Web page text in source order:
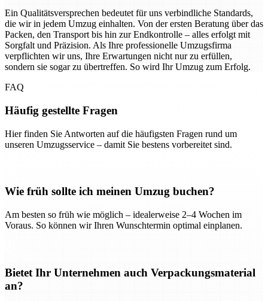
Ein Qualitätsversprechen bedeutet für uns verbindliche Standards,
die wir in jedem Umzug einhalten. Von der ersten Beratung über das
Packen, den Transport bis hin zur Endkontrolle – alles erfolgt mit
Sorgfalt und Präzision. Als Ihre professionelle Umzugsfirma
verpflichten wir uns, Ihre Erwartungen nicht nur zu erfüllen,
sondern sie sogar zu übertreffen. So wird Ihr Umzug zum Erfolg.
FAQ
Häufig gestellte Fragen
Hier finden Sie Antworten auf die häufigsten Fragen rund um
unseren Umzugsservice – damit Sie bestens vorbereitet sind.
Wie früh sollte ich meinen Umzug buchen?
Am besten so früh wie möglich – idealerweise 2–4 Wochen im
Voraus. So können wir Ihren Wunschtermin optimal einplanen.
Bietet Ihr Unternehmen auch Verpackungsmaterial
an?